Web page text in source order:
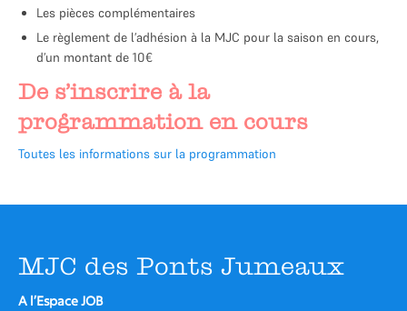
Les pièces complémentaires
Le règlement de l’adhésion à la MJC pour la saison en cours,
d’un montant de 10€
De s’inscrire à la
programmation en cours
Toutes les informations sur la programmation
MJC des Ponts Jumeaux
A l’Espace JOB